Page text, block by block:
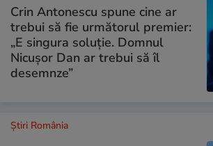
Crin Antonescu spune cine ar
trebui să fie următorul premier:
„E singura soluție. Domnul
Nicușor Dan ar trebui să îl
desemnze”
Știri România